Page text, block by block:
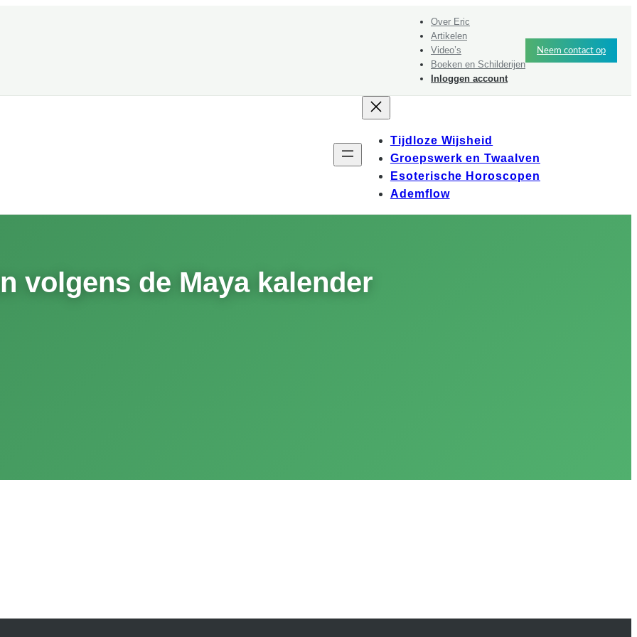
Over Eric
Artikelen
Video’s
Boeken en Schilderijen
Inloggen account
Neem contact op
Tijdloze Wijsheid
Groepswerk en Twaalven
Esoterische Horoscopen
Ademflow
volgens de Maya kalender